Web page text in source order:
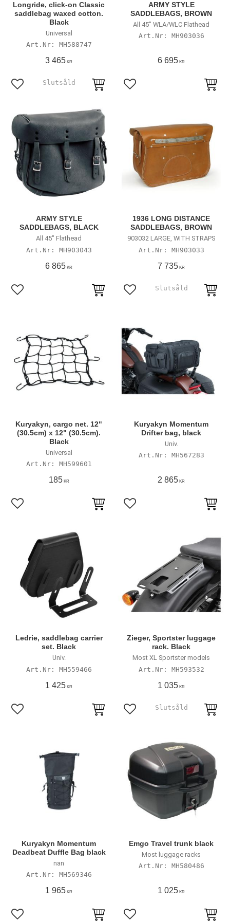
Longride, click-on Classic
saddlebag waxed cotton.
Black
Universal
MH588747
3 465 KR
Lägg till i favoriter
ARMY STYLE
SADDLEBAGS, BROWN
All 45" WLA/WLC Flathead
MH903036
6 695 KR
Lägg till i favoriter
ARMY STYLE
SADDLEBAGS, BLACK
All 45" Flathead
MH903043
6 865 KR
Lägg till i favoriter
1936 LONG DISTANCE
SADDLEBAGS, BROWN
903032 LARGE, WITH STRAPS
MH903033
7 735 KR
Lägg till i favoriter
Kuryakyn, cargo net. 12"
(30.5cm) x 12" (30.5cm).
Black
Universal
MH599601
185KR
Lägg till i favoriter
Kuryakyn Momentum
Drifter bag, black
Univ.
MH567283
2 865 KR
Lägg till i favoriter
Ledrie, saddlebag carrier
set. Black
Univ.
MH559466
1 425 KR
Lägg till i favoriter
Zieger, Sportster luggage
rack. Black
Most XL Sportster models
MH593532
1 035 KR
Lägg till i favoriter
Kuryakyn Momentum
Deadbeat Duffle Bag black
nan
MH569346
1 965 KR
Emgo Travel trunk black
Most luggage racks
MH580486
1 025 KR